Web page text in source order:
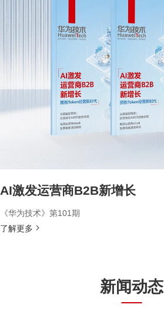
AI激发运营商B2B新增长
《华为技术》第101期
了解更多
新闻动态